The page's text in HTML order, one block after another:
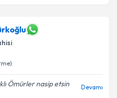
e-posta ile
Ömürler nasip etsin
Devamı